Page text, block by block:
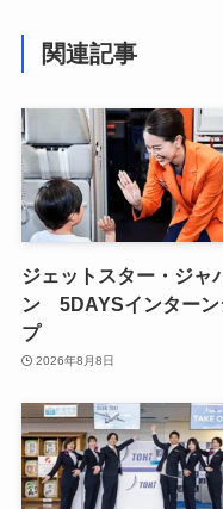
関連記事
ジェットスター・ジャ
ン 5DAYSインターン
プ
2026年8月8日